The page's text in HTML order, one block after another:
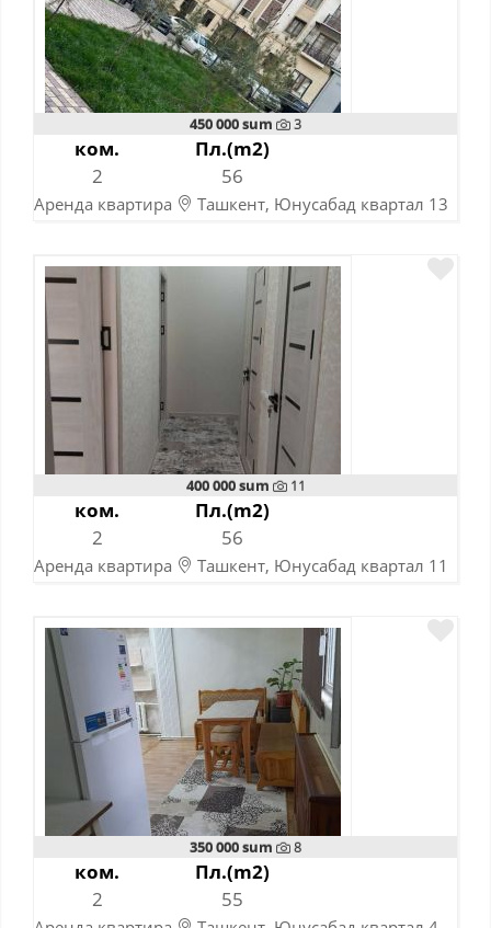
450 000 sum 3
ком.
2
Пл.(m2)
56
Аренда квартира Ташкент, Юнусабад квартал 13
400 000 sum 11
ком.
2
Пл.(m2)
56
Аренда квартира Ташкент, Юнусабад квартал 11
350 000 sum 8
ком.
2
Пл.(m2)
55